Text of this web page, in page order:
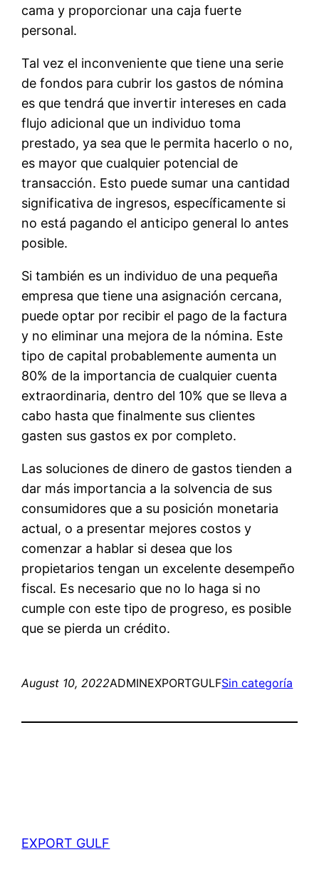
cama y proporcionar una caja fuerte
personal.
Tal vez el inconveniente que tiene una serie
de fondos para cubrir los gastos de nómina
es que tendrá que invertir intereses en cada
flujo adicional que un individuo toma
prestado, ya sea que le permita hacerlo o no,
es mayor que cualquier potencial de
transacción. Esto puede sumar una cantidad
significativa de ingresos, específicamente si
no está pagando el anticipo general lo antes
posible.
Si también es un individuo de una pequeña
empresa que tiene una asignación cercana,
puede optar por recibir el pago de la factura
y no eliminar una mejora de la nómina. Este
tipo de capital probablemente aumenta un
80% de la importancia de cualquier cuenta
extraordinaria, dentro del 10% que se lleva a
cabo hasta que finalmente sus clientes
gasten sus gastos ex por completo.
Las soluciones de dinero de gastos tienden a
dar más importancia a la solvencia de sus
consumidores que a su posición monetaria
actual, o a presentar mejores costos y
comenzar a hablar si desea que los
propietarios tengan un excelente desempeño
fiscal. Es necesario que no lo haga si no
cumple con este tipo de progreso, es posible
que se pierda un crédito.
August 10, 2022ADMINEXPORTGULFSin categoría
EXPORT GULF